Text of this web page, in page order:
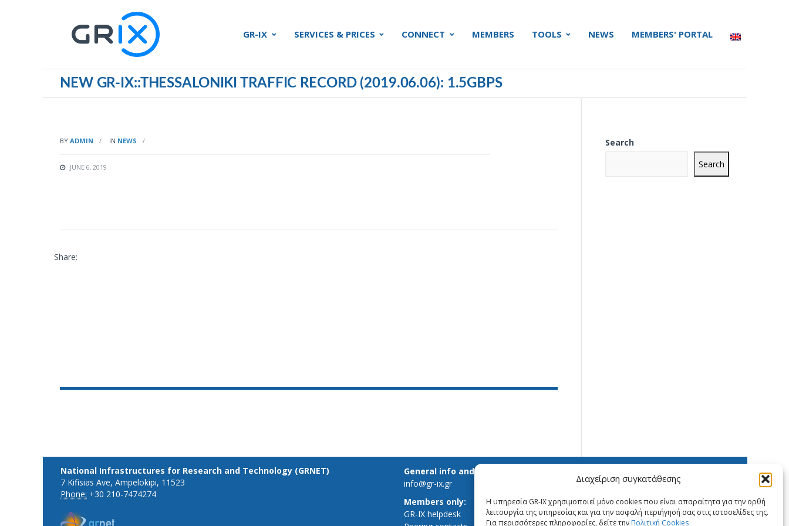
Διαχείριση συγκατάθεσης
Η υπηρεσία GR-IX χρησιμοποιεί μόνο cookies που είναι απαραίτητα για την ορθή
λειτουργία της υπηρεσίας και για την ασφαλή περιήγησή σας στις ιστοσελίδες της.
Για περισσότερες πληροφορίες, δείτε την Πολιτική Cookies
GR-IX SERVICES & PRICES CONNECT MEMBERS TOOLS NEWS MEMBERS' PORTAL
NEW GR-IX::THESSALONIKI TRAFFIC RECORD (2019.06.06): 1.5GBPS
BY ADMIN IN NEWS
JUNE 6, 2019
Share:
Search
Search
National Infrastructures for Research and Technology (GRNET)
7 Kifisias Ave, Ampelokipi, 11523
Phone: +30 210-7474274
General info and inquiries:
info@gr-ix.gr
Members only:
GR-IX helpdesk
X LinkedIn